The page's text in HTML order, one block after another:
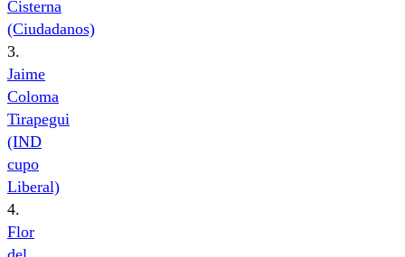
Cisterna
(Ciudadanos)
3.
Jaime
Coloma
Tirapegui
(IND
cupo
Liberal)
4.
Flor